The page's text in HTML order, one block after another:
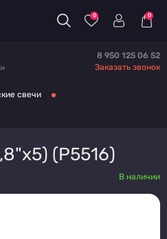
0 0
8 950 125 06 52
Заказать звонок
свечи
(P5516)
В наличии